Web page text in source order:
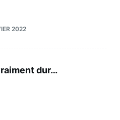
2022
dur…